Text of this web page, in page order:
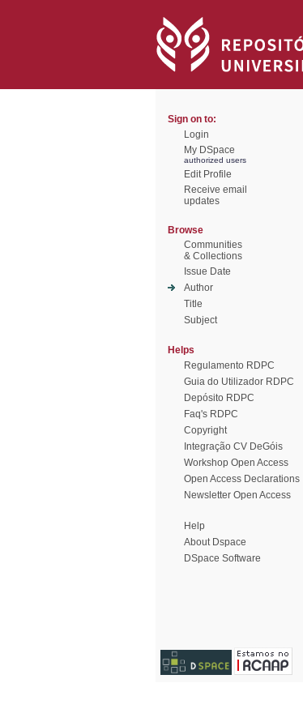
Sign on to:
Login
My DSpace
authorized users
Edit Profile
Receive email
updates
Browse
Communities
& Collections
Issue Date
Author
Title
Subject
Helps
Regulamento RDPC
Guia do Utilizador RDPC
Depósito RDPC
Faq's RDPC
Copyright
Integração CV DeGóis
Workshop Open Access
Open Access Declarations
Newsletter Open Access
Help
About Dspace
DSpace Software